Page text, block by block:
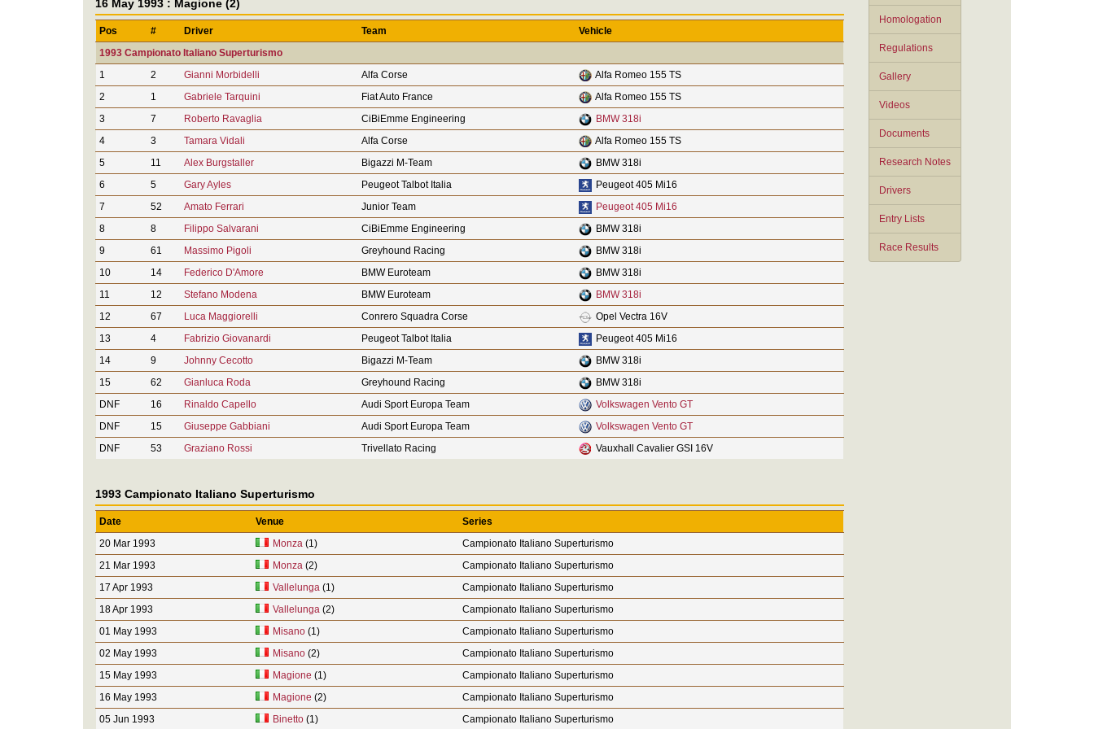
Homologation
Regulations
Gallery
Videos
Documents
Research Notes
Drivers
Entry Lists
Race Results
16 May 1993 : Magione (2)
Pos # Driver Team
Vehicle
1993 Campionato Italiano Superturismo
1
2 Gianni Morbidelli Alfa Corse
Alfa Romeo 155 TS
2
1 Gabriele Tarquini Fiat Auto France
Alfa Romeo 155 TS
3
7 Roberto Ravaglia CiBiEmme Engineering
BMW 318i
4
3 Tamara Vidali Alfa Corse
Alfa Romeo 155 TS
5
11 Alex Burgstaller Bigazzi M-Team
BMW 318i
6
5 Gary Ayles Peugeot Talbot Italia
Peugeot 405 Mi16
7
52 Amato Ferrari Junior Team
Peugeot 405 Mi16
8
8 Filippo Salvarani CiBiEmme Engineering
BMW 318i
9
61 Massimo Pigoli Greyhound Racing
BMW 318i
10
14 Federico D'Amore BMW Euroteam
BMW 318i
11
12 Stefano Modena BMW Euroteam
BMW 318i
12
67 Luca Maggiorelli Conrero Squadra Corse
Opel Vectra 16V
13
4 Fabrizio Giovanardi Peugeot Talbot Italia
Peugeot 405 Mi16
14
9 Johnny Cecotto Bigazzi M-Team
BMW 318i
15
62 Gianluca Roda Greyhound Racing
BMW 318i
DNF
16 Rinaldo Capello Audi Sport Europa Team
Volkswagen Vento GT
DNF
15 Giuseppe Gabbiani Audi Sport Europa Team
Volkswagen Vento GT
DNF
53 Graziano Rossi Trivellato Racing Vauxhall Cavalier GSI 16V
1993 Campionato Italiano Superturismo
Date Venue
Series
20 Mar 1993
Monza (1)
Campionato Italiano Superturismo
21 Mar 1993
Monza (2)
Campionato Italiano Superturismo
17 Apr 1993
Vallelunga (1)
Campionato Italiano Superturismo
18 Apr 1993
Vallelunga (2)
Campionato Italiano Superturismo
01 May 1993
Misano(1)
Campionato Italiano Superturismo
02 May 1993
Misano(2)
Campionato Italiano Superturismo
15 May 1993
Magione (1)
Campionato Italiano Superturismo
16 May 1993
Magione (2)
Campionato Italiano Superturismo
05 Jun 1993
Binetto(1) Campionato Italiano Superturismo